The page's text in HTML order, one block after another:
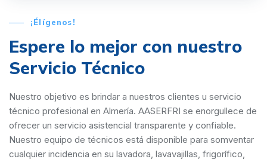
¡Élígenos!
Espere lo mejor con nuestro
Servicio Técnico
Nuestro objetivo es brindar a nuestros clientes u servicio
técnico profesional en Almería. AASERFRI se enorgullece de
ofrecer un servicio asistencial transparente y confiable.
Nuestro equipo de técnicos está disponible para somventar
cualquier incidencia en su lavadora, lavavajillas, frigorífico,